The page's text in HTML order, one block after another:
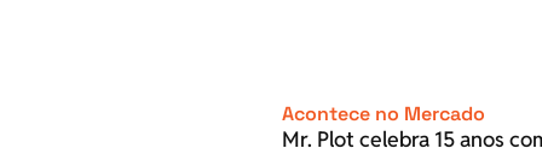
Acontece no Mercado
Mr. Plot celebra 15 anos